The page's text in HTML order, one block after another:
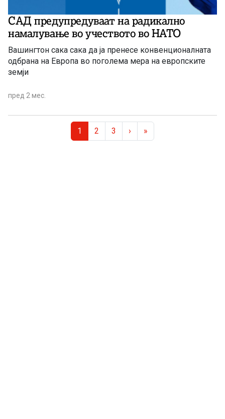
САД предупредуваат на радикалнo
намалувањe во учеството во НАТО
Вашингтон сака сака да ја пренесе конвенционалната
одбрана на Европа во поголема мера на европските
земји
пред 2 мес.
Current Page
1 Page
2 Page
3 › »